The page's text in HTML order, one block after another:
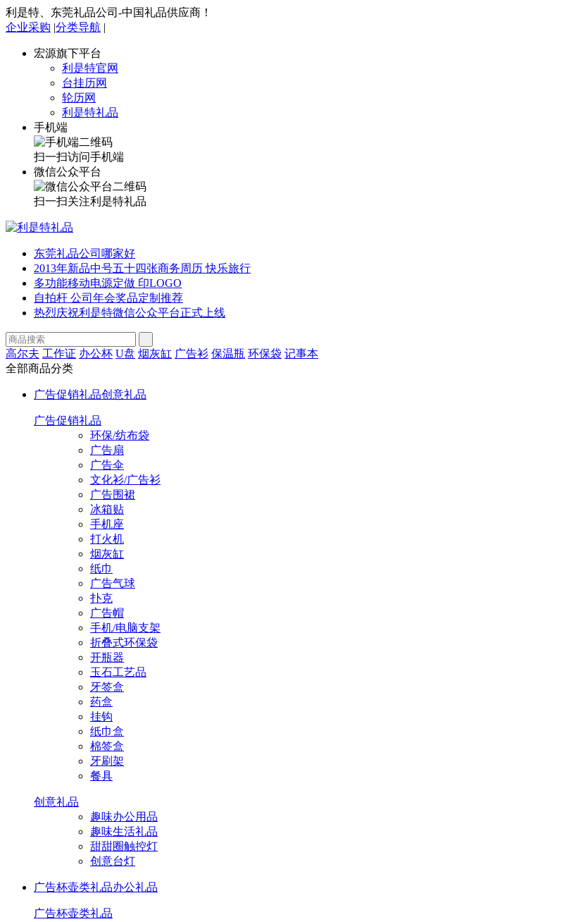
利是特、东莞礼品公司-中国礼品供应商！
企业采购 |分类导航 |
宏源旗下平台
利是特官网
台挂历网
轮历网
利是特礼品
手机端
扫一扫访问手机端
微信公众平台
扫一扫关注利是特礼品
东莞礼品公司哪家好
2013年新品中号五十四张商务周历 快乐旅行
多功能移动电源定做 印LOGO
自拍杆 公司年会奖品定制推荐
热烈庆祝利是特微信公众平台正式上线
高尔夫 工作证 办公杯 U盘 烟灰缸 广告衫 保温瓶 环保袋 记事本
全部商品分类
广告促销礼品创意礼品
广告促销礼品
环保/纺布袋
广告扇
广告伞
文化衫/广告衫
广告围裙
冰箱贴
手机座
打火机
烟灰缸
纸巾
广告气球
扑克
广告帽
手机/电脑支架
折叠式环保袋
开瓶器
玉石工艺品
牙签盒
药盒
挂钩
纸巾盒
棉签盒
牙刷架
餐具
创意礼品
趣味办公用品
趣味生活礼品
甜甜圈触控灯
创意台灯
广告杯壶类礼品办公礼品
广告杯壶类礼品